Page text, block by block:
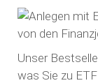
Unser
was Sie zu